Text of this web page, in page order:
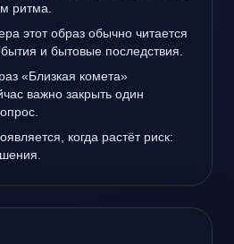
ритма.
этот образ обычно читается
и бытовые последствия.
«Близкая комета»
важно закрыть один
когда растёт риск: